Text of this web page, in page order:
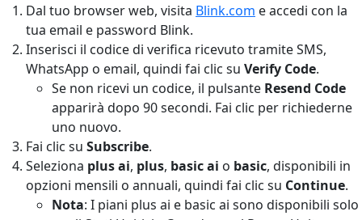
Dal tuo browser web, visita Blink.com e accedi con la
tua email e password Blink.
Inserisci il codice di verifica ricevuto tramite SMS,
WhatsApp o email, quindi fai clic su Verify Code.
Se non ricevi un codice, il pulsante Resend Code
apparirà dopo 90 secondi. Fai clic per richiederne
uno nuovo.
Fai clic su Subscribe.
Seleziona plus ai, plus, basic ai o basic, disponibili in
opzioni mensili o annuali, quindi fai clic su Continue.
Nota: I piani plus ai e basic ai sono disponibili solo